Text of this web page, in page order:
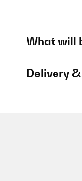
What will
Delivery